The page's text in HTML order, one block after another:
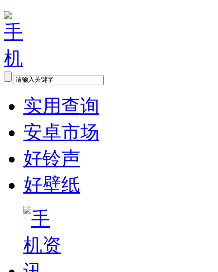
实用查询
安卓市场
好铃声
好壁纸